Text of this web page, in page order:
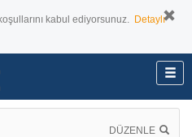
kabul ediyorsunuz. Detaylı
DÜZENLE